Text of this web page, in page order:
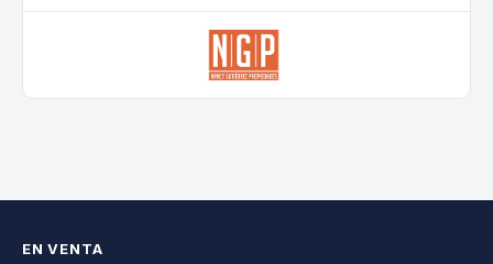
EN VENTA